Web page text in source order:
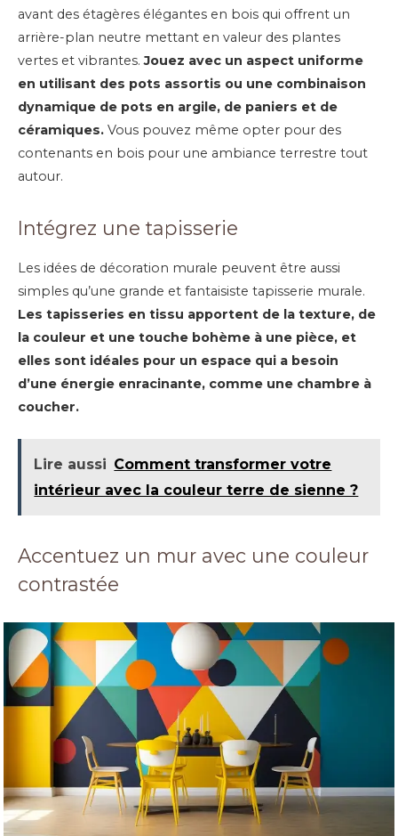
avant des étagères élégantes en bois qui offrent un
arrière-plan neutre mettant en valeur des plantes
vertes et vibrantes.Jouez avec un aspect uniforme
en utilisant des pots assortis ou une combinaison
dynamique de pots en argile, de paniers et de
céramiques. Vous pouvez même opter pour des
contenants en bois pour une ambiance terrestre tout
autour.
Intégrez une tapisserie
Les idées de décoration murale peuvent être aussi
simples qu’une grande et fantaisiste tapisserie murale.
Les tapisseries en tissu apportent de la texture, de
la couleur et une touche bohème à une pièce, et
elles sont idéales pour un espace qui a besoin
d’une énergie enracinante, comme une chambre à
coucher.
Lire aussi Comment transformer votre
intérieur avec la couleur terre de sienne ?
Accentuez un mur avec une couleur
contrastée